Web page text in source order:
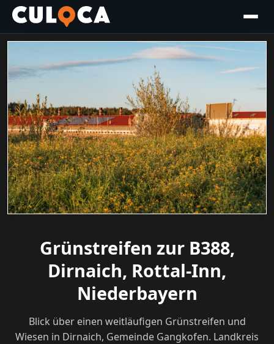
Grünstreifen zur B388,
Dirnaich, Rottal-Inn,
Niederbayern
Blick über einen weitläufigen Grünstreifen und
Wiesen in Dirnaich, Gemeinde Gangkofen. Landkreis